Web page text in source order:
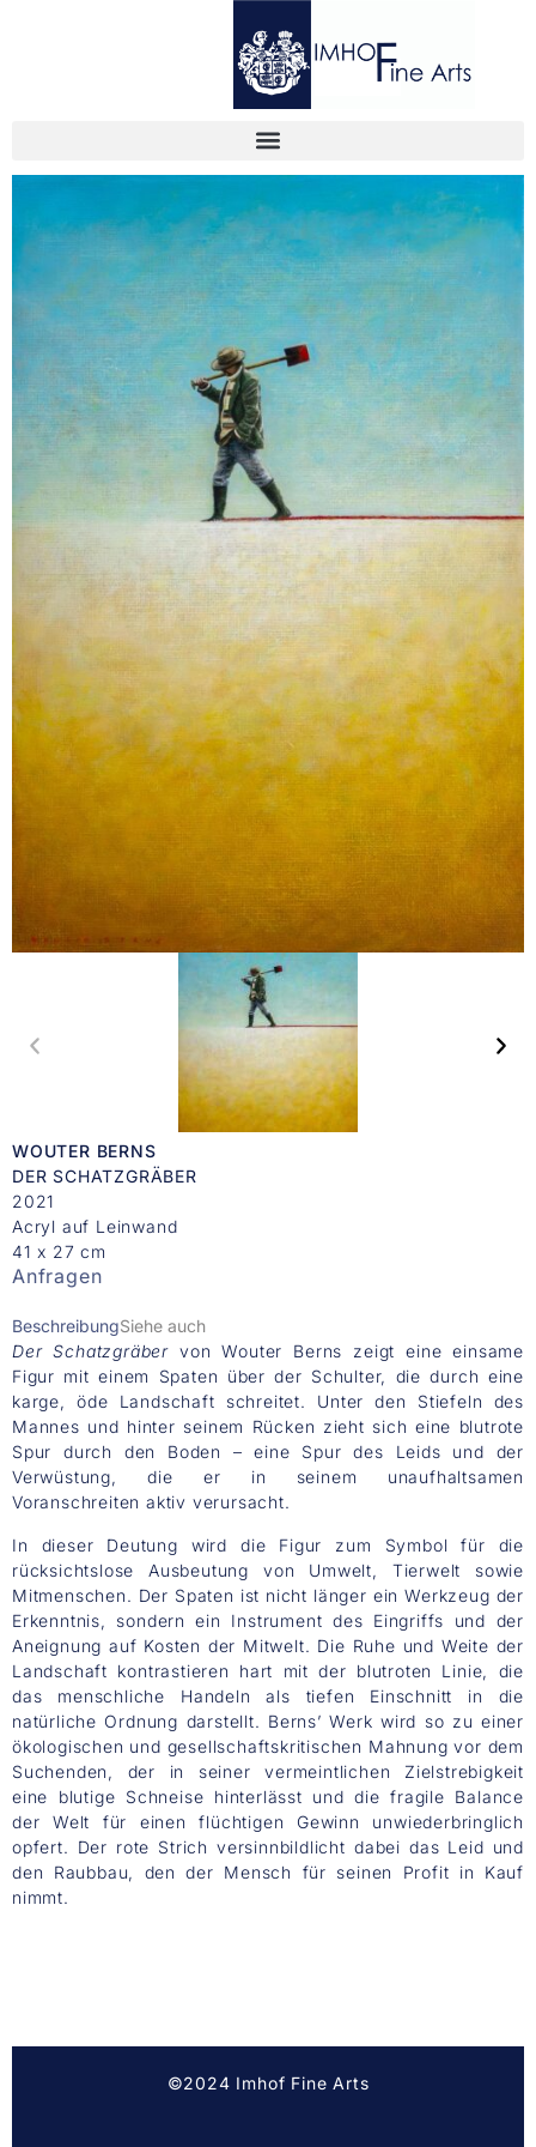
WOUTER BERNS
DER SCHATZGRÄBER
2021
Acryl auf Leinwand
41 x 27 cm
Anfragen
BeschreibungSiehe auch
Der Schatzgräber von Wouter Berns zeigt eine einsame
Figur mit einem Spaten über der Schulter, die durch eine
karge, öde Landschaft schreitet. Unter den Stiefeln des
Mannes und hinter seinem Rücken zieht sich eine blutrote
Spur durch den Boden – eine Spur des Leids und der
Verwüstung, die er in seinem unaufhaltsamen
Voranschreiten aktiv verursacht.
In dieser Deutung wird die Figur zum Symbol für die
rücksichtslose Ausbeutung von Umwelt, Tierwelt sowie
Mitmenschen. Der Spaten ist nicht länger ein Werkzeug der
Erkenntnis, sondern ein Instrument des Eingriffs und der
Aneignung auf Kosten der Mitwelt. Die Ruhe und Weite der
Landschaft kontrastieren hart mit der blutroten Linie, die
das menschliche Handeln als tiefen Einschnitt in die
natürliche Ordnung darstellt. Berns’ Werk wird so zu einer
ökologischen und gesellschaftskritischen Mahnung vor dem
Suchenden, der in seiner vermeintlichen Zielstrebigkeit
eine blutige Schneise hinterlässt und die fragile Balance
der Welt für einen flüchtigen Gewinn unwiederbringlich
opfert. Der rote Strich versinnbildlicht dabei das Leid und
den Raubbau, den der Mensch für seinen Profit in Kauf
nimmt.
©2024 Imhof Fine Arts